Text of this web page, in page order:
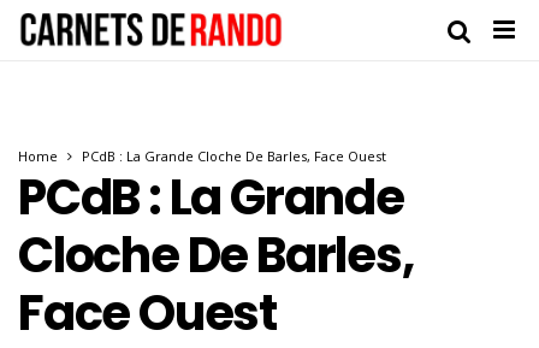
Home PCdB : La Grande Cloche De Barles, Face Ouest
PCdB : La Grande
Cloche De Barles,
Face Ouest